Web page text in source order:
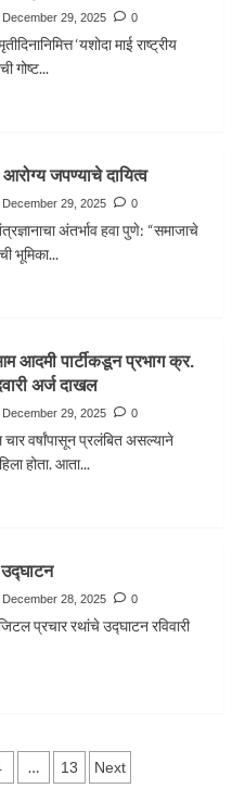
December 29, 2025 0
‘यशोदा माई राष्ट्रीय
गोष्ट...
जपण्याचे दायित्व
December 29, 2025 0
अंतर्भाव हवा पुणे: “समाजाचे
भूमिका...
आदमी पार्टीकडून प्रभाग क्र.
अर्ज दाखल
December 29, 2025 0
वर्षांपासून प्रलंबित असल्याने
होता. आता...
December 28, 2025 0
प्रचार रथांचे उद्घाटन रविवारी
… 13 Next